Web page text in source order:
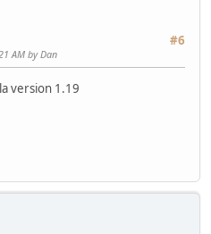
#6
AM by Dan
version 1.19